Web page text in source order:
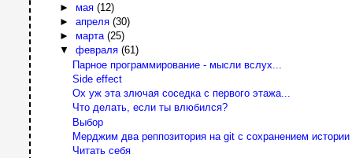
► мая (12)
► апреля (30)
► марта (25)
▼ февраля (61)
Парное программирование - мысли вслух...
Side effect
Ох уж эта злючая соседка с первого этажа...
Что делать, если ты влюбился?
Выбор
Мерджим два реппозитория на git c сохранением истории
Читать себя